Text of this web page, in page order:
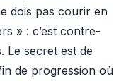
dois pas courir en
» : c’est contre-
Le secret est de
de progression où